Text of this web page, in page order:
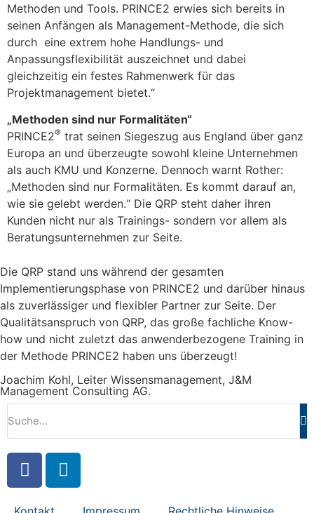
Methoden und Tools. PRINCE2 erwies sich bereits in
seinen Anfängen als Management-Methode, die sich
durch eine extrem hohe Handlungs- und
Anpassungsflexibilität auszeichnet und dabei
gleichzeitig ein festes Rahmenwerk für das
Projektmanagement bietet.“
„Methoden sind nur Formalitäten“
PRINCE2® trat seinen Siegeszug aus England über ganz
Europa an und überzeugte sowohl kleine Unternehmen
als auch KMU und Konzerne. Dennoch warnt Rother:
„Methoden sind nur Formalitäten. Es kommt darauf an,
wie sie gelebt werden.“ Die QRP steht daher ihren
Kunden nicht nur als Trainings- sondern vor allem als
Beratungsunternehmen zur Seite.
Die QRP stand uns während der gesamten
Implementierungsphase von PRINCE2 und darüber hinaus
als zuverlässiger und flexibler Partner zur Seite. Der
Qualitätsanspruch von QRP, das große fachliche Know-
how und nicht zuletzt das anwenderbezogene Training in
der Methode PRINCE2 haben uns überzeugt!
Joachim Kohl, Leiter Wissensmanagement, J&M
Management Consulting AG.